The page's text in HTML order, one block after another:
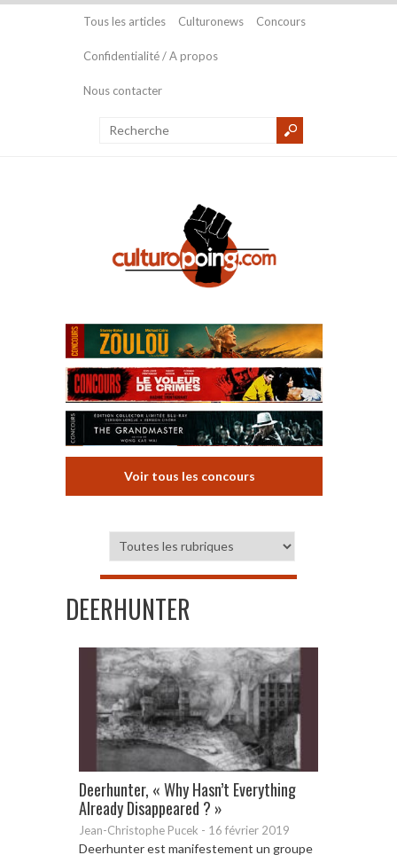
Tous les articles Culturonews Concours
Confidentialité / A propos
Nous contacter
Voir tous les concours
DEERHUNTER
Deerhunter, « Why Hasn’t Everything
Already Disappeared ? »
Jean-Christophe Pucek - 16 février 2019
Deerhunter est manifestement un groupe